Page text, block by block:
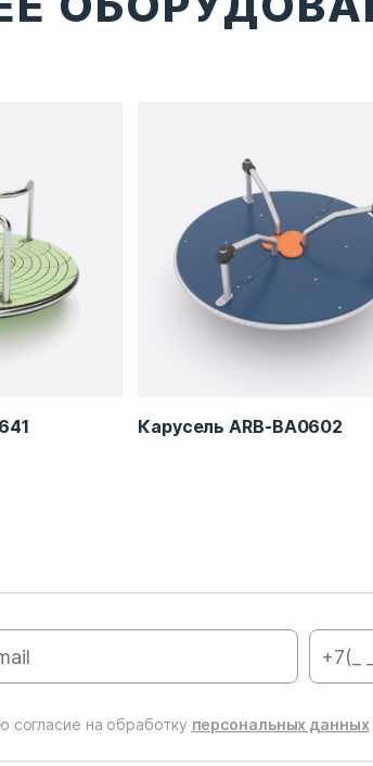
Карусель ARB-BA0602
согласие на обработку персональных данных